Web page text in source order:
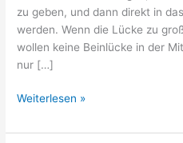
zu geben, und dann direkt in
werden. Wenn die Lücke zu
wollen keine Beinlücke in der
nur […]
Welche
zu
Weiterlesen »